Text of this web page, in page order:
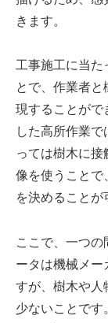
きます。
工事施工に当た
とで、作業者
現することがで
した高所作業
っては樹木に
像を使うことで
を決めることが
ここで、一つ
ータは機械メー
すが、樹木や人
少ないことです